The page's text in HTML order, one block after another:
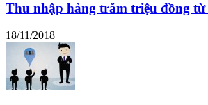
Thu nhập hàng trăm triệu đồng từ
18/11/2018